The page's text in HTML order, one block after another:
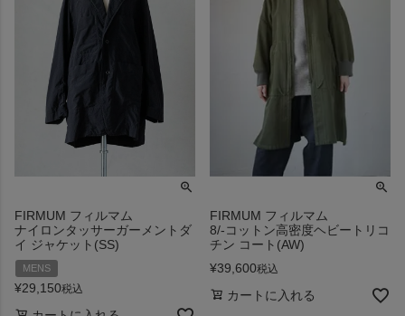
FIRMUM フィルマム
ナイロンタッサーガーメントダ
イ ジャケット(SS)
MENS
¥29,150税込
FIRMUM フィルマム
8/-コットン高密度ヘビートリコ
チン コート(AW)
¥39,600税込
カートに入れる